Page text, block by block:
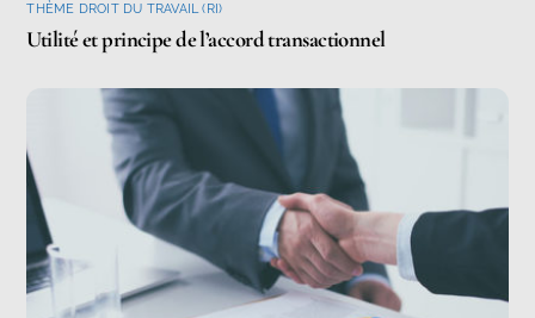
THÈME DROIT DU TRAVAIL (RI)
Utilité et principe de l’accord transactionnel